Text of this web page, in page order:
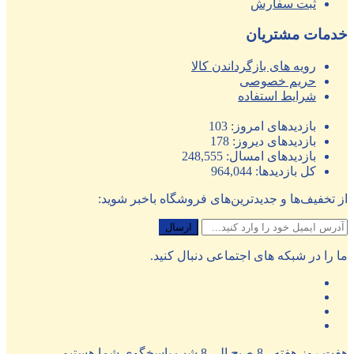
ثبت سفارش
خدمات مشتریان
رویه های بازگرداندن کالا
حریم خصوصی
شرایط استفاده
بازدیدهای امروز: 103
بازدیدهای دیروز: 178
بازدیدهای امسال: 248,555
کل بازدیدها: 964,044
از تخفیف‌ها و جدیدترین‌های فروشگاه باخبر شوید:
ما را در شبکه های اجتماعی دنبال کنید.